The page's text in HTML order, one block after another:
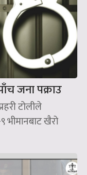
जना पक्राउ
टोलीले
भीमानबाट खैरो